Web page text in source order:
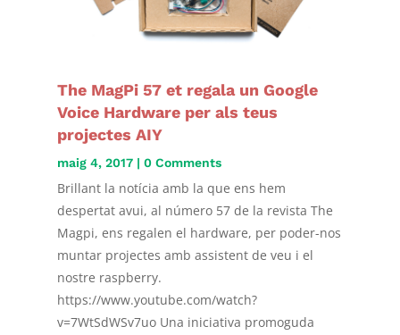
The MagPi 57 et regala un Google
Voice Hardware per als teus
projectes AIY
maig 4, 2017| 0 Comments
Brillant la notícia amb la que ens hem
despertat avui, al número 57 de la revista The
Magpi, ens regalen el hardware, per poder-nos
muntar projectes amb assistent de veu i el
nostre raspberry.
https://www.youtube.com/watch?
v=7WtSdWSv7uo Una iniciativa promoguda